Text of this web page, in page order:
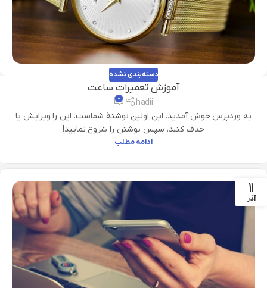
دسته‌بندی نشده
آموزش تعمیرات ساعت
hadii ۰
به وردپرس خوش آمدید. این اولین نوشتهٔ شماست. این را ویرایش یا
حذف کنید، سپس نوشتن را شروع نمایید!
ادامه مطلب
11
آذر